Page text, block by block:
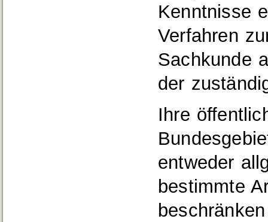
Kenntnisse
Verfahren
Sachkunde
der
Ihre
entweder
bestimmte